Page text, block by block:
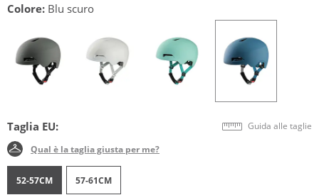
Colore: Blu scuro
Taglia EU: Guida alle taglie
Qual è la taglia giusta per me?
52-57CM 57-61CM